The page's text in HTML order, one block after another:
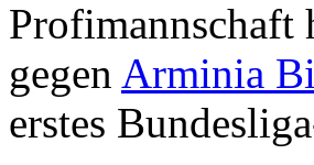
Profimannschaft
gegen Arminia
erstes